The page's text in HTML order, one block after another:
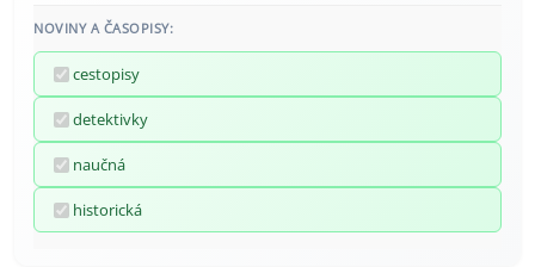
NOVINY A ČASOPISY:
cestopisy
detektivky
naučná
historická